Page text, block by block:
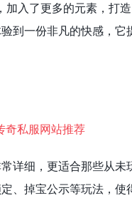
入了更多的元素，打
到一份非凡的快感，它
详细，更适合那些从未
、掉宝公示等玩法，使